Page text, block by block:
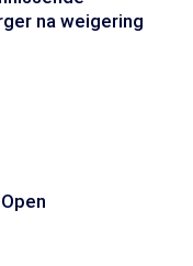
na weigering